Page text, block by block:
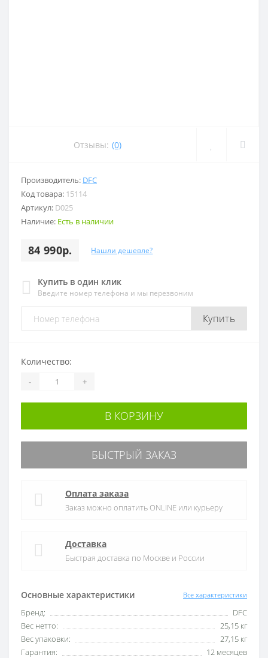
Отзывы: (0)
Производитель: DFC
Код товара: 15114
Артикул: D025
Наличие: Есть в наличии
84 990р. Нашли дешевле?
Купить в один клик
Введите номер телефона и мы перезвоним
Купить
Основные характеристики Все характеристики
Бренд:
DFC
Вес нетто:
25,15 кг
Вес упаковки:
27,15 кг
Гарантия:
12 месяцев
Количество:
- +
В КОРЗИНУ
БЫСТРЫЙ ЗАКАЗ
Оплата заказа
Заказ можно оплатить ONLINE или курьеру
Доставка
Быстрая доставка по Москве и России